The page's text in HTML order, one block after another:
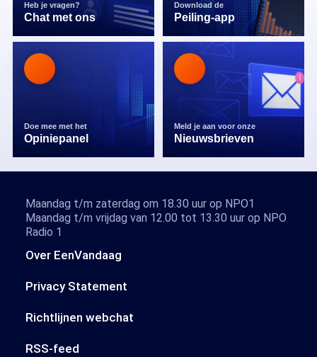
Heb je vragen?
Chat met ons
Download de
Peiling-app
Doe mee met het
Opiniepanel
Meld je aan voor onze
Nieuwsbrieven
Over EenVandaag
Privacy Statement
Richtlijnen webchat
RSS-feed
Maandag t/m zaterdag om 18.30 uur op NPO1
Maandag t/m vrijdag van 12.00 tot 13.30 uur op NPO
Radio 1